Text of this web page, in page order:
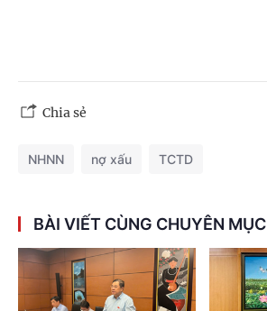
Chia sẻ
NHNN nợ xấu TCTD
BÀI VIẾT CÙNG CHUYÊN MỤC